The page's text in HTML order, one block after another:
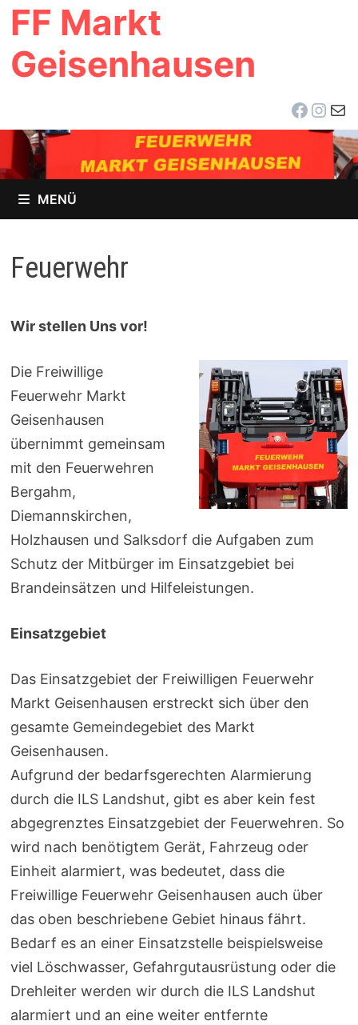
Zum
Inhalt
springen
FF Markt
Geisenhausen
E-
MENÜ
Feuerwehr
Wir stellen Uns vor!
Die Freiwillige
Feuerwehr Markt
Geisenhausen
übernimmt gemeinsam
mit den Feuerwehren
Bergahm,
Diemannskirchen,
Holzhausen und Salksdorf die Aufgaben zum
Schutz der Mitbürger im Einsatzgebiet bei
Brandeinsätzen und Hilfeleistungen.
Einsatzgebiet
Das Einsatzgebiet der Freiwilligen Feuerwehr
Markt Geisenhausen erstreckt sich über den
gesamte Gemeindegebiet des Markt
Geisenhausen.
Aufgrund der bedarfsgerechten Alarmierung
durch die ILS Landshut, gibt es aber kein fest
abgegrenztes Einsatzgebiet der Feuerwehren. So
wird nach benötigtem Gerät, Fahrzeug oder
Einheit alarmiert, was bedeutet, dass die
Freiwillige Feuerwehr Geisenhausen auch über
das oben beschriebene Gebiet hinaus fährt.
Bedarf es an einer Einsatzstelle beispielsweise
viel Löschwasser, Gefahrgutausrüstung oder die
Drehleiter werden wir durch die ILS Landshut
alarmiert und an eine weiter entfernte